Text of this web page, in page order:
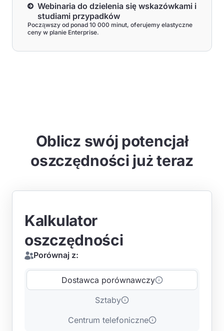
Webinaria do dzielenia się wskazówkami i
studiami przypadków
Począwszy od ponad 10 000 minut, oferujemy elastyczne
ceny w planie Enterprise.
Oblicz swój potencjał
oszczędności już teraz
Kalkulator
oszczędności
Porównaj z:
Dostawca porównawczy
Sztaby
Centrum telefoniczne